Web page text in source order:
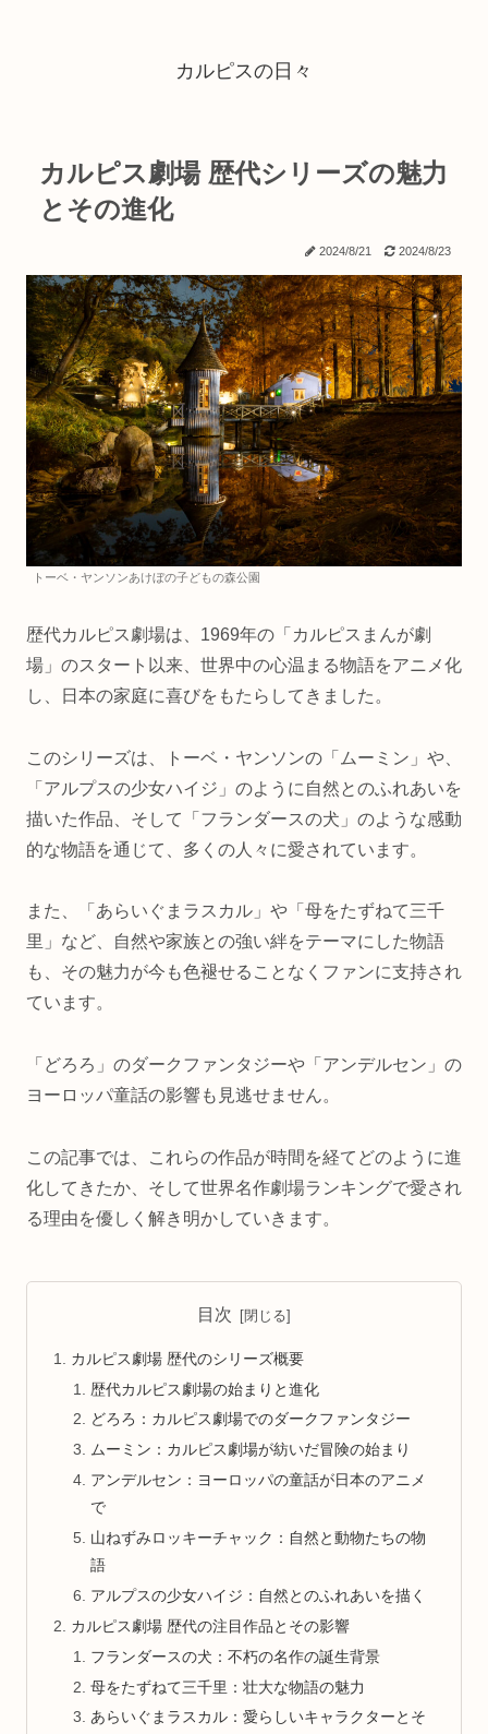
カルピスの日々
カルピス劇場 歴代シリーズの魅力
とその進化
2024/8/21 2024/8/23
トーベ・ヤンソンあけぼの子どもの森公園
歴代カルピス劇場は、1969年の「カルピスまんが劇
場」のスタート以来、世界中の心温まる物語をアニメ化
し、日本の家庭に喜びをもたらしてきました。
このシリーズは、トーベ・ヤンソンの「ムーミン」や、
「アルプスの少女ハイジ」のように自然とのふれあいを
描いた作品、そして「フランダースの犬」のような感動
的な物語を通じて、多くの人々に愛されています。
また、「あらいぐまラスカル」や「母をたずねて三千
里」など、自然や家族との強い絆をテーマにした物語
も、その魅力が今も色褪せることなくファンに支持され
ています。
「どろろ」のダークファンタジーや「アンデルセン」の
ヨーロッパ童話の影響も見逃せません。
この記事では、これらの作品が時間を経てどのように進
化してきたか、そして世界名作劇場ランキングで愛され
る理由を優しく解き明かしていきます。
目次
カルピス劇場 歴代のシリーズ概要
歴代カルピス劇場の始まりと進化
どろろ：カルピス劇場でのダークファンタジー
ムーミン：カルピス劇場が紡いだ冒険の始まり
アンデルセン：ヨーロッパの童話が日本のアニメ
で
山ねずみロッキーチャック：自然と動物たちの物
語
アルプスの少女ハイジ：自然とのふれあいを描く
カルピス劇場 歴代の注目作品とその影響
フランダースの犬：不朽の名作の誕生背景
母をたずねて三千里：壮大な物語の魅力
あらいぐまラスカル：愛らしいキャラクターとそ